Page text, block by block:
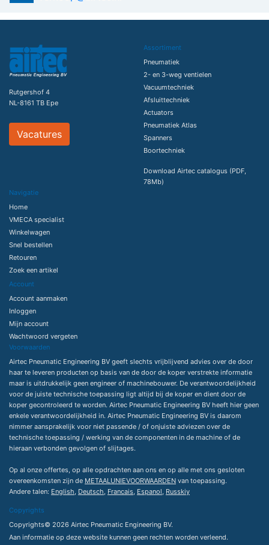
Rutgershof 4
NL-8161 TB Epe
Vacatures
Assortiment
Pneumatiek
2- en 3-weg ventielen
Vacuumtechniek
Afsluittechniek
Actuators
Pneumatiek Atlas
Spanners
Boortechniek
Download Airtec catalogus (PDF,
78Mb)
Navigatie
Home
VMECA specialist
Winkelwagen
Snel bestellen
Retouren
Zoek een artikel
Account
Account aanmaken
Inloggen
Mijn account
Wachtwoord vergeten
Voorwaarden
Airtec Pneumatic Engineering BV geeft slechts vrijblijvend advies over de door
haar te leveren producten op basis van de door de koper verstrekte informatie
maar is uitdrukkelijk geen engineer of machinebouwer. De verantwoordelijkheid
voor de juiste technische toepassing ligt altijd bij de koper en dient door de
koper gecontroleerd te worden. Airtec Pneumatic Engineering BV heeft hier geen
enkele verantwoordelijkheid in. Airtec Pneumatic Engineering BV is daarom
nimmer aansprakelijk voor niet passende / of onjuiste adviezen over de
technische toepassing / werking van de componenten in de machine of de
hieraan verbonden gevolgen of slijtages.
Op al onze offertes, op alle opdrachten aan ons en op alle met ons gesloten
overeenkomsten zijn de METAALUNIEVOORWAARDEN van toepassing.
Andere talen: English, Deutsch, Francais, Espanol, Russkiy
Copyrights
Copyrights© 2026 Airtec Pneumatic Engineering BV.
Aan informatie op deze website kunnen geen rechten worden verleend.